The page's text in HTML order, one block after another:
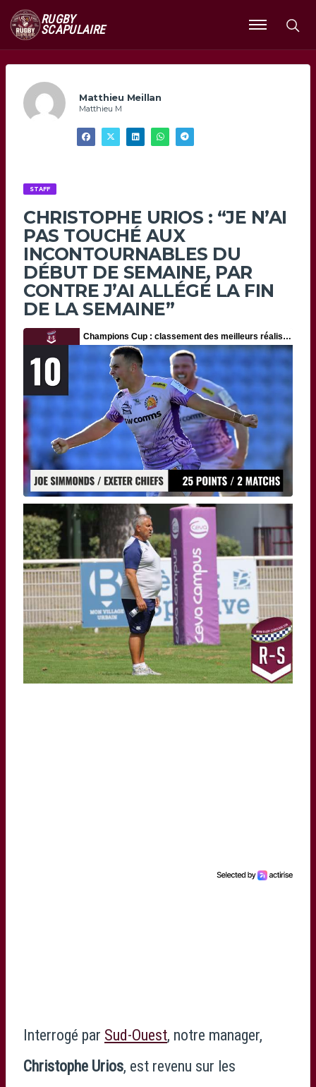
RUGBY
SCAPULAIRE
Ouvrir
le
Matthieu Meillan
Matthieu M
STAFF
CHRISTOPHE URIOS : “JE N’AI
PAS TOUCHÉ AUX
INCONTOURNABLES DU
DÉBUT DE SEMAINE, PAR
CONTRE J’AI ALLÉGÉ LA FIN
DE LA SEMAINE”
Interrogé par Sud-Ouest, notre manager,
Christophe Urios, est revenu sur les